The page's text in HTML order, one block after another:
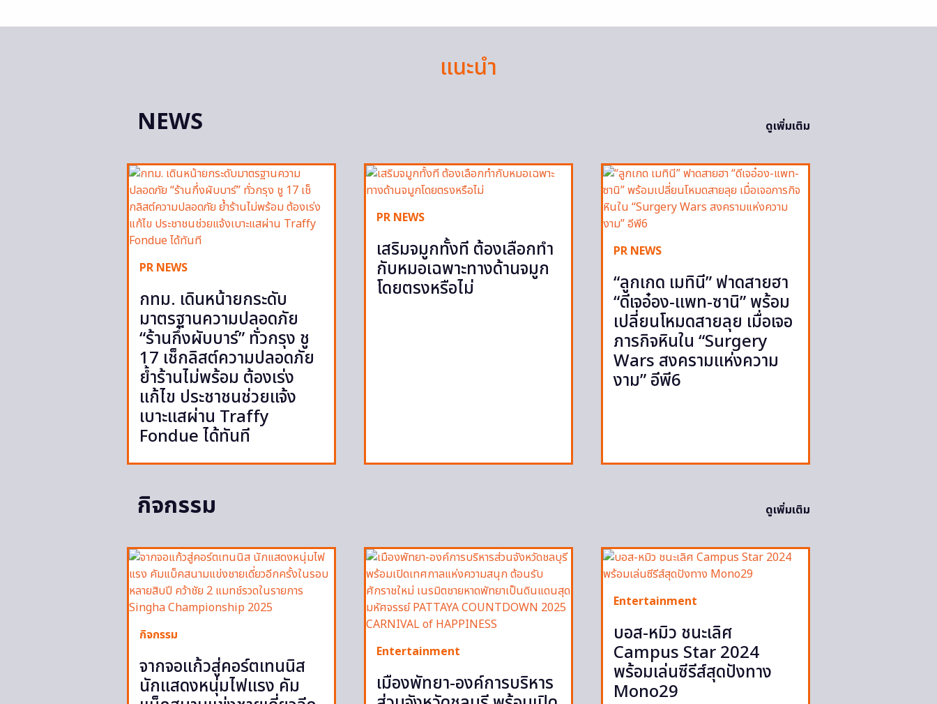
แนะนำ
NEWS
ดูเพิ่มเติม
PR NEWS
กทม. เดินหน้ายกระดับ
มาตรฐานความปลอดภัย
“ร้านกึ่งผับบาร์” ทั่วกรุง ชู
17 เช็กลิสต์ความปลอดภัย
ย้ำร้านไม่พร้อม ต้องเร่ง
แก้ไข ประชาชนช่วยแจ้ง
เบาะแสผ่าน Traffy
Fondue ได้ทันที
PR NEWS
เสริมจมูกทั้งที ต้องเลือกทำ
กับหมอเฉพาะทางด้านจมูก
โดยตรงหรือไม่
PR NEWS
“ลูกเกด เมทินี” ฟาดสายฮา
“ดีเจอ๋อง-แพท-ซานิ” พร้อม
เปลี่ยนโหมดสายลุย เมื่อเจอ
ภารกิจหินใน “Surgery
Wars สงครามแห่งความ
งาม” อีพี6
กิจกรรม ดูเพิ่มเติม
กิจกรรม
จากจอแก้วสู่คอร์ตเทนนิส
นักแสดงหนุ่มไฟแรง คัม
Entertainment
เมืองพัทยา-องค์การบริหาร
Entertainment
บอส-หมิว ชนะเลิศ
Campus Star 2024
พร้อมเล่นซีรีส์สุดปังทาง
Mono29